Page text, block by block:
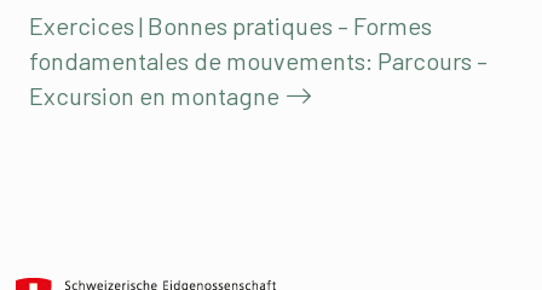
Exercices | Bonnes pratiques – Formes
fondamentales de mouvements: Parcours –
Excursion en montagne